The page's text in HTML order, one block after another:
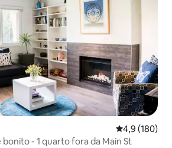
4,9 de uma
4,9 (180)
- 1 quarto fora da Main St